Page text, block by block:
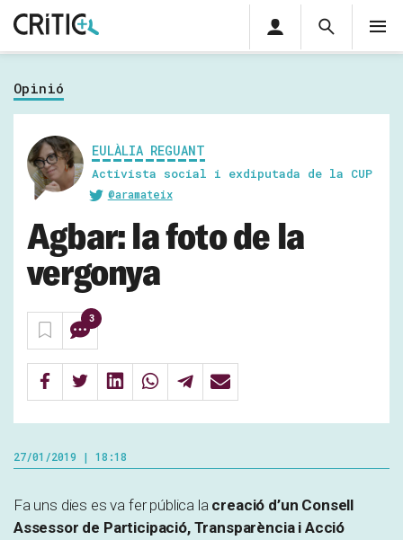
Cerca
Cerca
privada
Inicia sessió
Opinió
EULÀLIA REGUANT
Activista social i exdiputada de la CUP
@aramateix
Agbar: la foto de la
vergonya
3
27/01/2019 | 18:18
Fa uns dies es va fer pública la creació d’un Consell
Assessor de Participació, Transparència i Acció